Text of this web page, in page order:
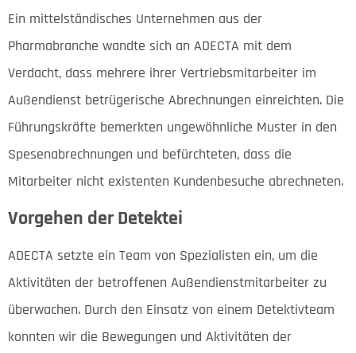
Ein mittelständisches Unternehmen aus der
Pharmabranche wandte sich an ADECTA mit dem
Verdacht, dass mehrere ihrer Vertriebsmitarbeiter im
Außendienst betrügerische Abrechnungen einreichten. Die
Führungskräfte bemerkten ungewöhnliche Muster in den
Spesenabrechnungen und befürchteten, dass die
Mitarbeiter nicht existenten Kundenbesuche abrechneten.
Vorgehen der Detektei
ADECTA setzte ein Team von Spezialisten ein, um die
Aktivitäten der betroffenen Außendienstmitarbeiter zu
überwachen. Durch den Einsatz von einem Detektivteam
konnten wir die Bewegungen und Aktivitäten der